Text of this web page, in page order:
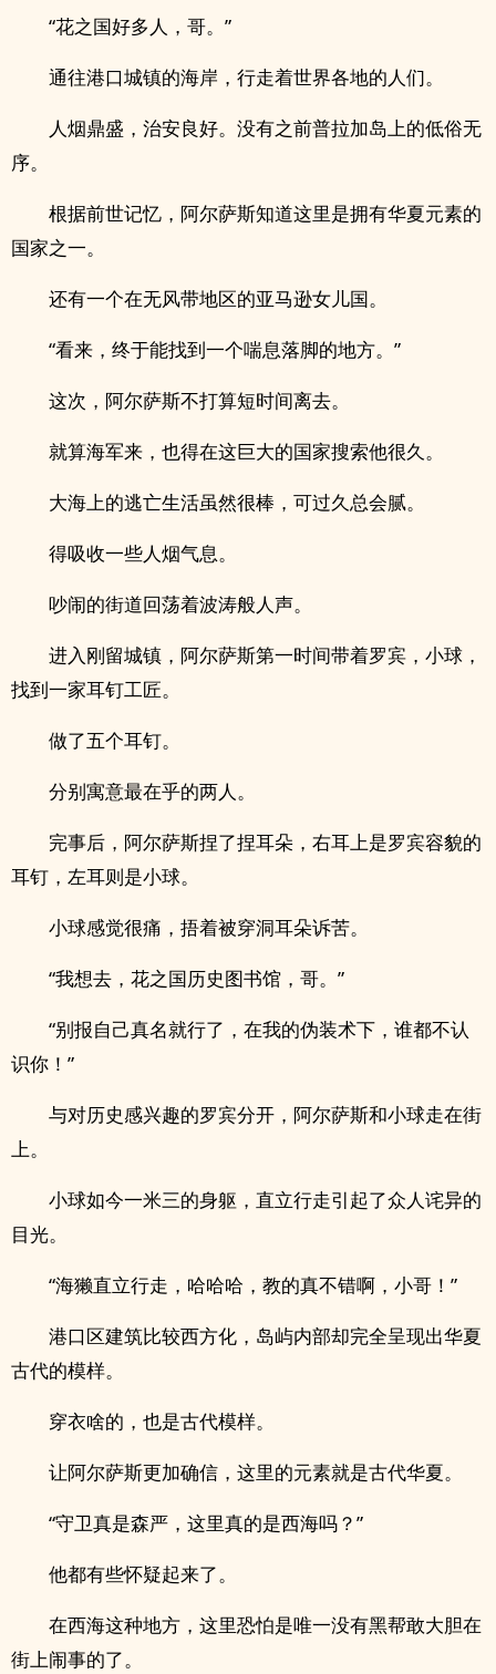
“花之国好多人，哥。”
通往港口城镇的海岸，行走着世界各地的人们。
人烟鼎盛，治安良好。没有之前普拉加岛上的低俗无
序。
根据前世记忆，阿尔萨斯知道这里是拥有华夏元素的
国家之一。
还有一个在无风带地区的亚马逊女儿国。
“看来，终于能找到一个喘息落脚的地方。”
这次，阿尔萨斯不打算短时间离去。
就算海军来，也得在这巨大的国家搜索他很久。
大海上的逃亡生活虽然很棒，可过久总会腻。
得吸收一些人烟气息。
吵闹的街道回荡着波涛般人声。
进入刚留城镇，阿尔萨斯第一时间带着罗宾，小球，
找到一家耳钉工匠。
做了五个耳钉。
分别寓意最在乎的两人。
完事后，阿尔萨斯捏了捏耳朵，右耳上是罗宾容貌的
耳钉，左耳则是小球。
小球感觉很痛，捂着被穿洞耳朵诉苦。
“我想去，花之国历史图书馆，哥。”
“别报自己真名就行了，在我的伪装术下，谁都不认
识你！”
与对历史感兴趣的罗宾分开，阿尔萨斯和小球走在街
上。
小球如今一米三的身躯，直立行走引起了众人诧异的
目光。
“海獭直立行走，哈哈哈，教的真不错啊，小哥！”
港口区建筑比较西方化，岛屿内部却完全呈现出华夏
古代的模样。
穿衣啥的，也是古代模样。
让阿尔萨斯更加确信，这里的元素就是古代华夏。
“守卫真是森严，这里真的是西海吗？”
他都有些怀疑起来了。
在西海这种地方，这里恐怕是唯一没有黑帮敢大胆在
街上闹事的了。